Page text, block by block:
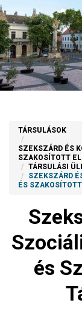
TÁRSULÁSOK
SZEKSZÁRD ÉS
SZAKOSÍTOTT
TÁRSULÁSI
SZEKSZÁRD
ÉS
és